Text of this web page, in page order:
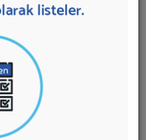
sunan firmalar
teklifi almak için
5 Firmadan Teklif İste"
talebinizi firmalara